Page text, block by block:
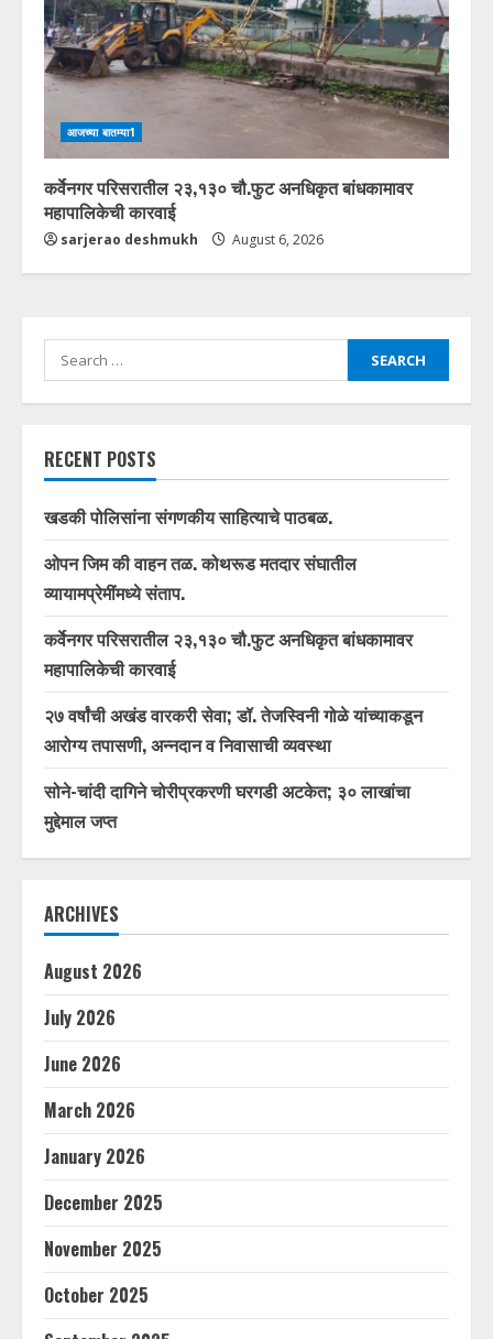
आजच्या बातम्या1
कर्वेनगर परिसरातील २३,१३० चौ.फुट अनधिकृत बांधकामावर
महापालिकेची कारवाई
sarjerao deshmukh August 6, 2026
Search
for:
RECENT POSTS
खडकी पोलिसांना संगणकीय साहित्याचे पाठबळ.
ओपन जिम की वाहन तळ. कोथरूड मतदार संघातील
व्यायामप्रेमींमध्ये संताप.
कर्वेनगर परिसरातील २३,१३० चौ.फुट अनधिकृत बांधकामावर
महापालिकेची कारवाई
२७ वर्षांची अखंड वारकरी सेवा; डॉ. तेजस्विनी गोळे यांच्याकडून
आरोग्य तपासणी, अन्नदान व निवासाची व्यवस्था
सोने-चांदी दागिने चोरीप्रकरणी घरगडी अटकेत; ३० लाखांचा
मुद्देमाल जप्त
ARCHIVES
August 2026
July 2026
June 2026
March 2026
January 2026
December 2025
November 2025
October 2025